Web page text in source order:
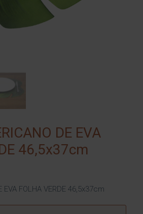
DE EVA
46,5x37cm
EVA FOLHA VERDE 46,5x37cm